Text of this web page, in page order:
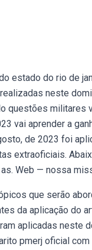
estado do rio de
neste
questões militares
vai aprender a
de 2023 foi
extraoficiais.
Web — nossa
que serão
da aplicação do
aplicadas neste
pmerj oficial